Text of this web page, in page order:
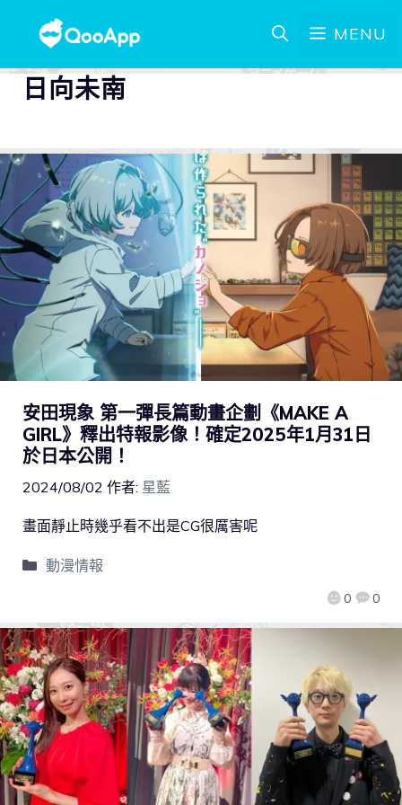
MENU
日向未南
安田現象 第一彈長篇動畫企劃《MAKE A
GIRL》釋出特報影像！確定2025年1月31日
於日本公開！
2024/08/02 作者: 星藍
0 0
畫面靜止時幾乎看不出是CG很厲害呢
動漫情報